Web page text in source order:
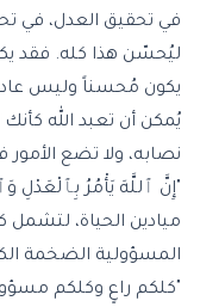
في تحقيق العدل، في
ليُحسّن هذا كله. فقد
يكون مُحسناً وليس
يُمكن أن تعبد الله
نصابه، ولا تضع
"إِنَّ ٱللَّهَ يَأْمُرُ
ميادين الحياة، لتشمل
المسؤولية الضخمة
"كلكم راعٍ وكلكم مسؤول